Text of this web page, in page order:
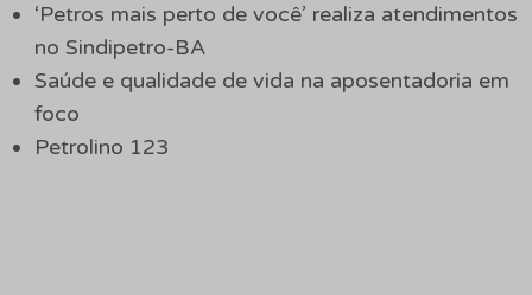
‘Petros mais perto de você’ realiza atendimentos
no Sindipetro-BA
Saúde e qualidade de vida na aposentadoria em
foco
Petrolino 123